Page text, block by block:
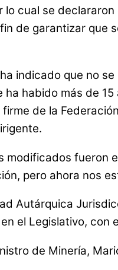
cual se
de garantizar
indicado que no
habido más de
de la
fueron
pero ahora nos
Autárquica
el Legislativo, con
de Minería,